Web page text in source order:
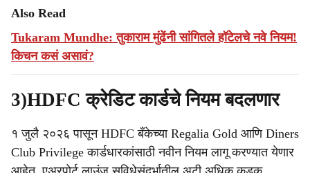
Also Read
Tukaram Mundhe: तुकाराम मुंढेंनी सांगितले हॉटेलचे नवे नियम!
किचन कसं असावं?
3)HDFC क्रेडिट कार्डचे नियम बदलणार
१ जुलै २०२६ पासून HDFC बँकेच्या Regalia Gold आणि Diners
Club Privilege कार्डधारकांसाठी नवीन नियम लागू करण्यात येणार